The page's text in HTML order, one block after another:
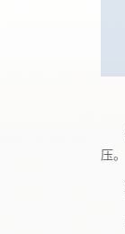
压。